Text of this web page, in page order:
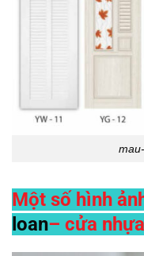
Một số hình
loan– cửa